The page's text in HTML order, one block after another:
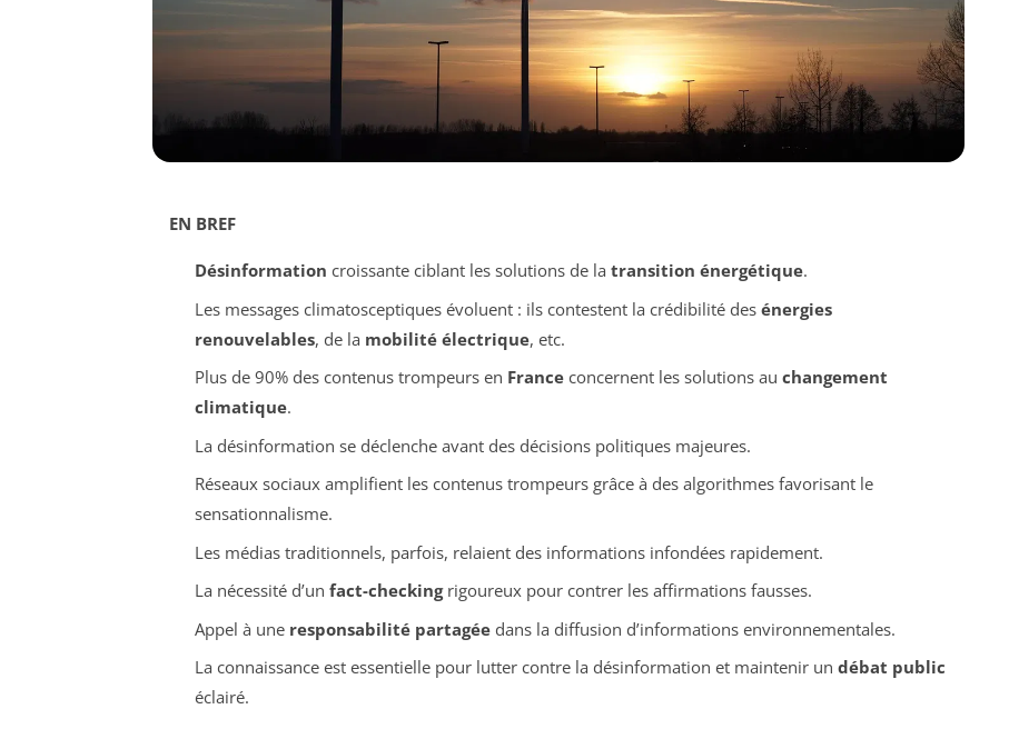
EN BREF
Désinformation croissante ciblant les solutions de la transition énergétique.
Les messages climatosceptiques évoluent : ils contestent la crédibilité des énergies
renouvelables, de la mobilité électrique, etc.
Plus de 90% des contenus trompeurs en Franceconcernent les solutions au changement
climatique.
La désinformation se déclenche avant des décisions politiques majeures.
Réseaux sociaux amplifient les contenus trompeurs grâce à des algorithmes favorisant le
sensationnalisme.
Les médias traditionnels, parfois, relaient des informations infondées rapidement.
La nécessité d’un fact-checkingrigoureux pour contrer les affirmations fausses.
Appel à une responsabilité partagéedans la diffusion d’informations environnementales.
La connaissance est essentielle pour lutter contre la désinformation et maintenir un débat public
éclairé.